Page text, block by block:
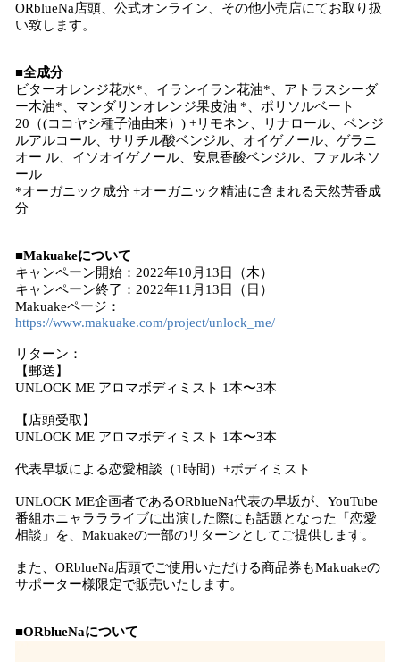
ORblueNa店頭、公式オンライン、その他小売店にてお取り扱
い致します。
■全成分
ビターオレンジ花水*、イランイラン花油*、アトラスシーダ
ー木油*、マンダリンオレンジ果皮油 *、ポリソルベート
20（(ココヤシ種子油由来）) +リモネン、リナロール、ベンジ
ルアルコール、サリチル酸ベンジル、オイゲノール、ゲラニ
オー ル、イソオイゲノール、安息香酸ベンジル、ファルネソ
ール
*オーガニック成分 +オーガニック精油に含まれる天然芳香成
分
■Makuakeについて
キャンペーン開始：2022年10月13日（木）
キャンペーン終了：2022年11月13日（日）
Makuakeページ：
https://www.makuake.com/project/unlock_me/
リターン：
【郵送】
UNLOCK ME アロマボディミスト 1本〜3本
【店頭受取】
UNLOCK ME アロマボディミスト 1本〜3本
代表早坂による恋愛相談（1時間）+ボディミスト
UNLOCK ME企画者であるORblueNa代表の早坂が、YouTube
番組ホニャララライブに出演した際にも話題となった「恋愛
相談」を、Makuakeの一部のリターンとしてご提供します。
また、ORblueNa店頭でご使用いただける商品券もMakuakeの
サポーター様限定で販売いたします。
■ORblueNaについて